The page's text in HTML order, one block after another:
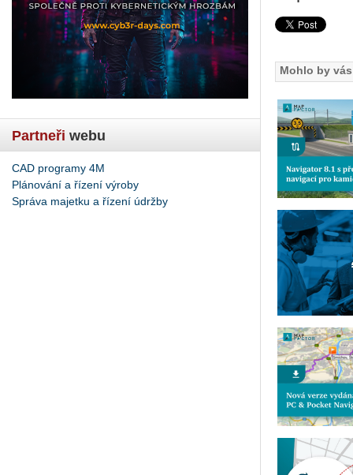
Partneři webu
CAD programy 4M
Plánování a řízení výroby
Správa majetku a řízení údržby
Mohlo by